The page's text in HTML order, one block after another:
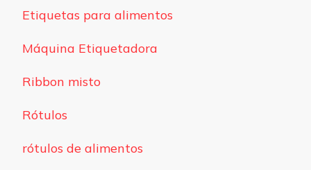
Etiquetas para alimentos
Máquina Etiquetadora
Ribbon misto
Rótulos
rótulos de alimentos